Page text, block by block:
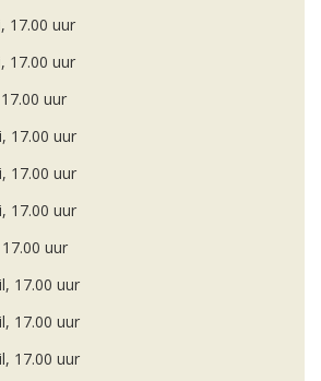
17.00 uur
17.00 uur
uur
17.00 uur
17.00 uur
17.00 uur
uur
17.00 uur
17.00 uur
17.00 uur